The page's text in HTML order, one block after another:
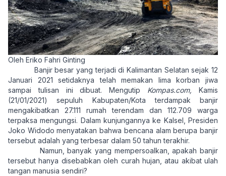
Oleh Eriko Fahri Ginting
Banjir besar yang terjadi di Kalimantan Selatan sejak 12
Januari 2021 setidaknya telah memakan lima korban jiwa
sampai tulisan ini dibuat. Mengutip Kompas.com,Kamis
(21/01/2021) sepuluh Kabupaten/Kota terdampak banjir
mengakibatkan 27.111 rumah terendam dan 112.709 warga
terpaksa mengungsi. Dalam kunjungannya ke Kalsel, Presiden
Joko Widodo menyatakan bahwa bencana alam berupa banjir
tersebut adalah yang terbesar dalam 50 tahun terakhir.
Namun, banyak yang mempersoalkan, apakah banjir
tersebut hanya disebabkan oleh curah hujan, atau akibat ulah
tangan manusia sendiri?